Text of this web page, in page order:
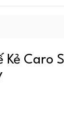
Kẻ Caro